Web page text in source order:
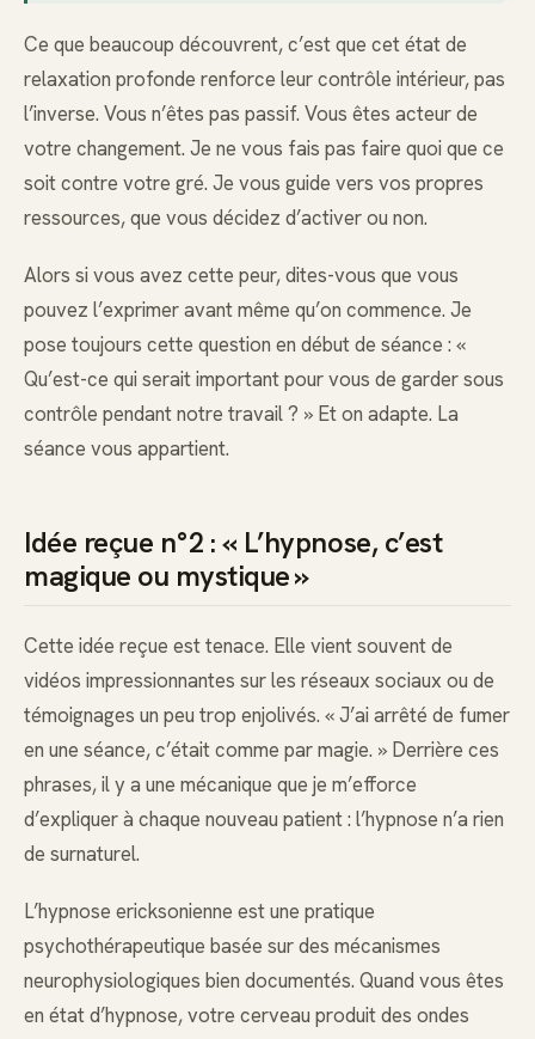
Ce que beaucoup découvrent, c’est que cet état de
relaxation profonde renforce leur contrôle intérieur, pas
l’inverse. Vous n’êtes pas passif. Vous êtes acteur de
votre changement. Je ne vous fais pas faire quoi que ce
soit contre votre gré. Je vous guide vers vos propres
ressources, que vous décidez d’activer ou non.
Alors si vous avez cette peur, dites-vous que vous
pouvez l’exprimer avant même qu’on commence. Je
pose toujours cette question en début de séance : «
Qu’est-ce qui serait important pour vous de garder sous
contrôle pendant notre travail ? » Et on adapte. La
séance vous appartient.
Idée reçue n°2 : « L’hypnose, c’est
magique ou mystique »
Cette idée reçue est tenace. Elle vient souvent de
vidéos impressionnantes sur les réseaux sociaux ou de
témoignages un peu trop enjolivés. « J’ai arrêté de fumer
en une séance, c’était comme par magie. » Derrière ces
phrases, il y a une mécanique que je m’efforce
d’expliquer à chaque nouveau patient : l’hypnose n’a rien
de surnaturel.
L’hypnose ericksonienne est une pratique
psychothérapeutique basée sur des mécanismes
neurophysiologiques bien documentés. Quand vous êtes
en état d’hypnose, votre cerveau produit des ondes